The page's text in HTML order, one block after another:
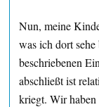
Nun, meine
was ich dort
beschriebenen
abschließt ist
kriegt. Wir haben